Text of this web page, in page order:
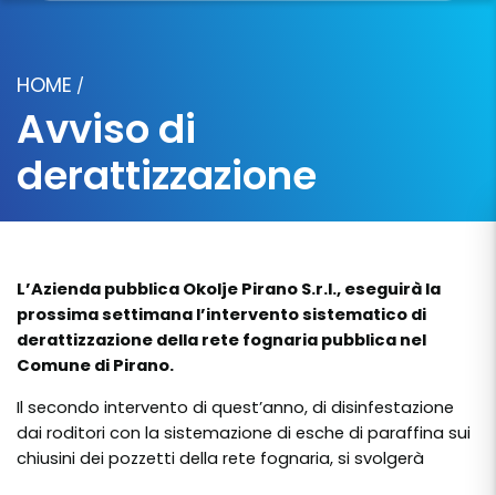
HOME /
Avviso di
derattizzazione
L’Azienda pubblica Okolje Pirano S.r.l., eseguirà la
prossima settimana l’intervento sistematico di
derattizzazione della rete fognaria pubblica nel
Comune di Pirano.
Il secondo intervento di quest’anno, di disinfestazione
dai roditori con la sistemazione di esche di paraffina sui
chiusini dei pozzetti della rete fognaria, si svolgerà